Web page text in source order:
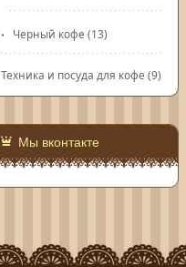
Черный кофе (13)
Техника и посуда для кофе (9)
Мы вконтакте